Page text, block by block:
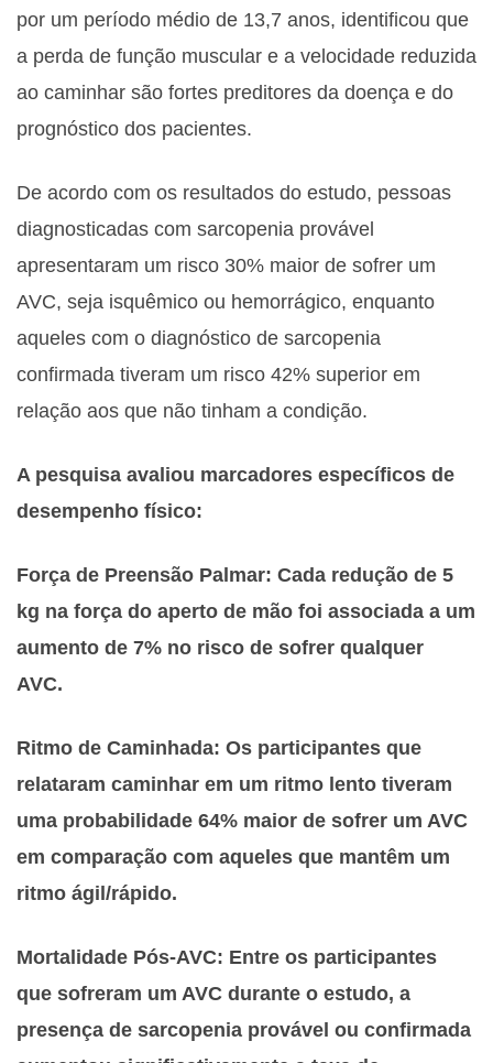
por um período médio de 13,7 anos, identificou que
a perda de função muscular e a velocidade reduzida
ao caminhar são fortes preditores da doença e do
prognóstico dos pacientes.
De acordo com os resultados do estudo, pessoas
diagnosticadas com sarcopenia provável
apresentaram um risco 30% maior de sofrer um
AVC, seja isquêmico ou hemorrágico, enquanto
aqueles com o diagnóstico de sarcopenia
confirmada tiveram um risco 42% superior em
relação aos que não tinham a condição.
A pesquisa avaliou marcadores específicos de
desempenho físico:
Força de Preensão Palmar: Cada redução de 5
kg na força do aperto de mão foi associada a um
aumento de 7% no risco de sofrer qualquer
AVC.
Ritmo de Caminhada: Os participantes que
relataram caminhar em um ritmo lento tiveram
uma probabilidade 64% maior de sofrer um AVC
em comparação com aqueles que mantêm um
ritmo ágil/rápido.
Mortalidade Pós-AVC: Entre os participantes
que sofreram um AVC durante o estudo, a
presença de sarcopenia provável ou confirmada